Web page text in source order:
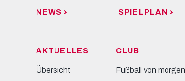
NEWS SPIELPLAN
AKTUELLES
Übersicht
CLUB
Fußball von morgen